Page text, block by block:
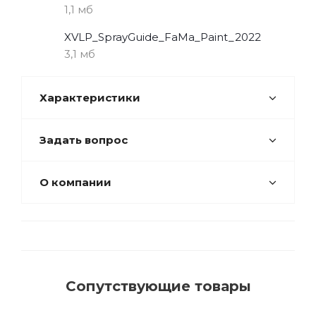
1,1 мб
XVLP_SprayGuide_FaMa_Paint_2022
3,1 мб
Характеристики
Задать вопрос
О компании
Сопутствующие товары